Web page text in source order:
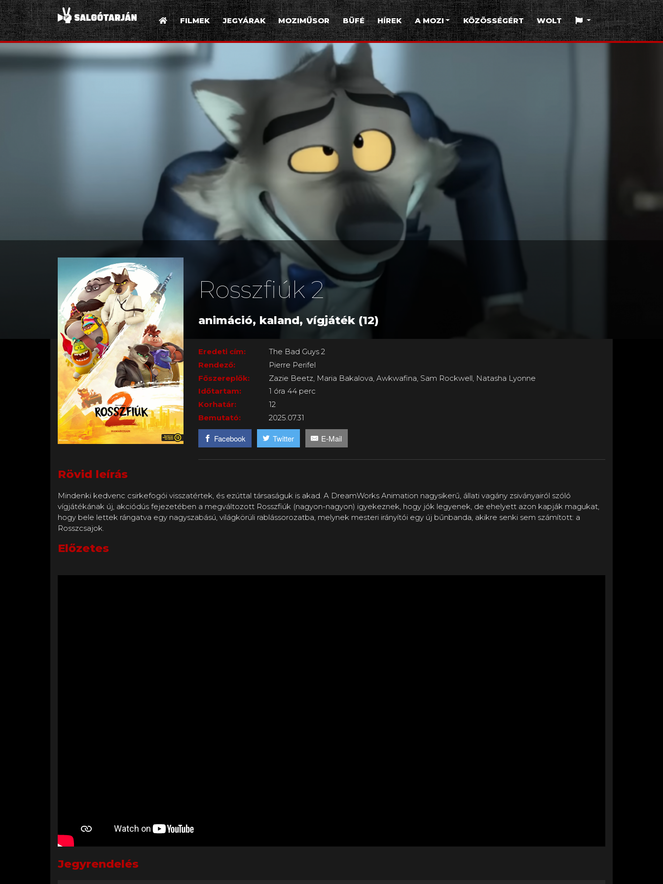
FILMEK JEGYÁRAK MOZIMŰSOR BÜFÉ HÍREK A MOZI KÖZÖSSÉGÉRT WOLT
Rosszfiúk 2
animáció, kaland, vígjáték (12)
Eredeti cím:
The Bad Guys 2
Rendező:
Pierre Perifel
Főszereplők:
Zazie Beetz, Maria Bakalova, Awkwafina, Sam Rockwell, Natasha Lyonne
Időtartam:
1 óra 44 perc
Korhatár:
12
Bemutató:
2025.07.31
Facebook Twitter E-Mail
Rövid leírás
Mindenki kedvenc csirkefogói visszatértek, és ezúttal társaságuk is akad. A DreamWorks Animation nagysikerű, állati vagány zsiványairól szóló
vígjátékának új, akciódús fejezetében a megváltozott Rosszfiúk (nagyon-nagyon) igyekeznek, hogy jók legyenek, de ehelyett azon kapják magukat,
hogy bele lettek rángatva egy nagyszabású, világkörüli rablássorozatba, melynek mesteri irányítói egy új bűnbanda, akikre senki sem számított: a
Rosszcsajok.
Előzetes
Jegyrendelés